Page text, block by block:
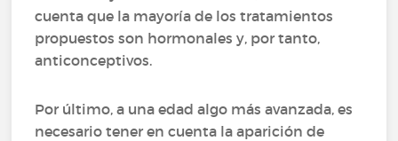
cuenta que la mayoría de los tratamientos
propuestos son hormonales y, por tanto,
anticonceptivos.
Por último, a una edad algo más avanzada, es
necesario tener en cuenta la aparición de